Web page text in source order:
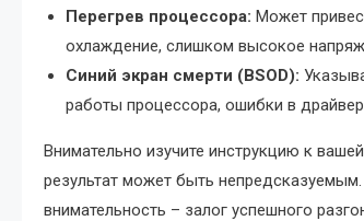
Перегрев процессора: Может
охлаждение, слишком высокое
Синий экран смерти (BSOD):
работы процессора, ошибки в
Внимательно изучите инструкцию к
результат может быть
внимательность – залог успешного